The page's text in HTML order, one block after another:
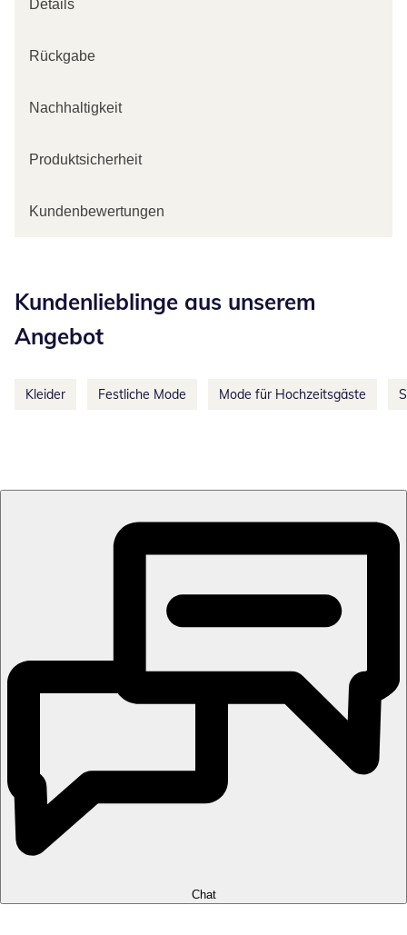
Details
Rückgabe
Nachhaltigkeit
Produktsicherheit
Kundenbewertungen
Kundenlieblinge aus unserem
Angebot
Kleider Festliche Mode Mode für Hochzeitsgäste
Chat